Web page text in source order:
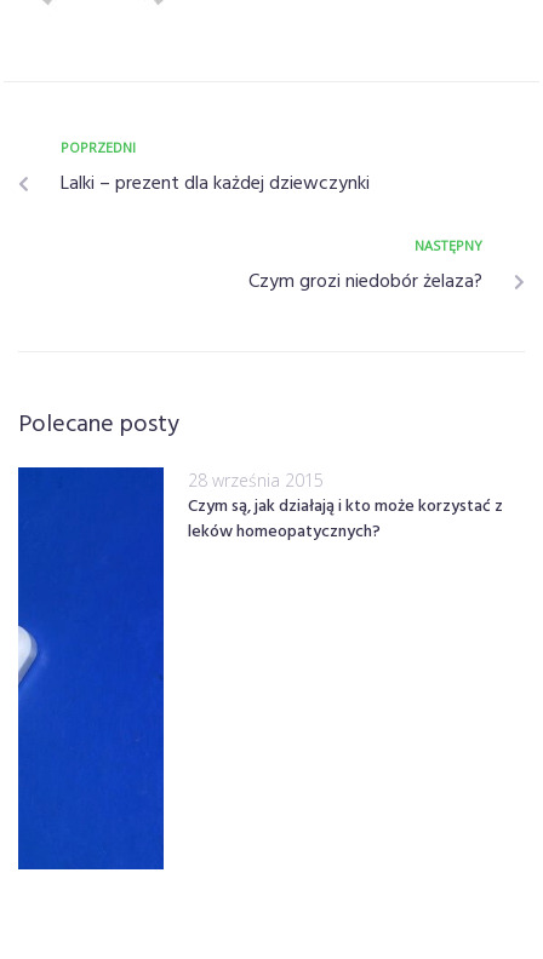
POPRZEDNI
Lalki – prezent dla każdej dziewczynki
NASTĘPNY
Czym grozi niedobór żelaza?
Polecane posty
28 września 2015
Czym są, jak działają i kto może korzystać z
leków homeopatycznych?